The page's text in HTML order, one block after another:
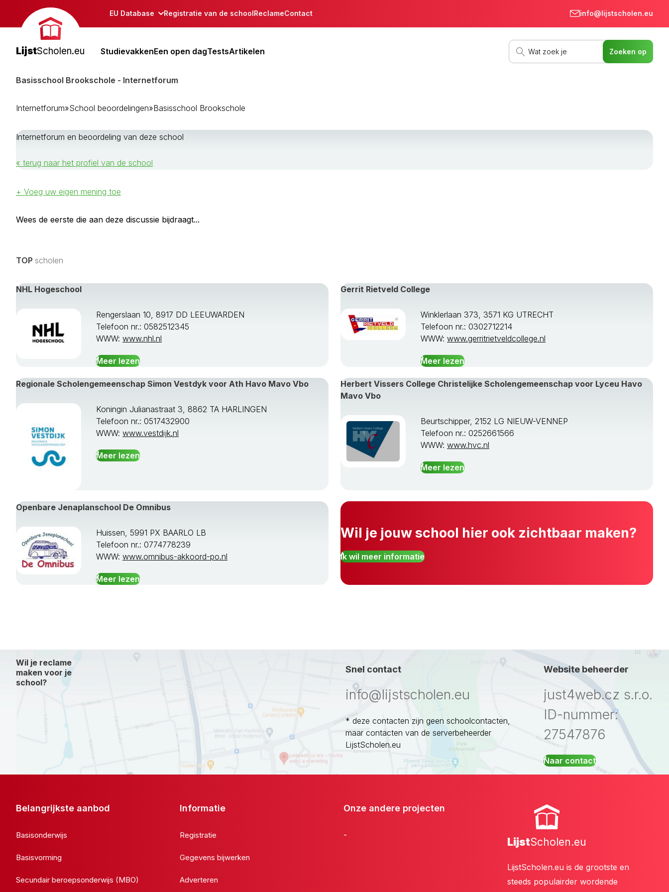
EU Database Registratie van de schoolReclameContact info@lijstscholen.eu
LijstScholen.eu StudievakkenEen open dagTestsArtikelen
Basisschool Brookschole - Internetforum
Internetforum»School beoordelingen»Basisschool Brookschole
Internetforum en beoordeling van deze school
« terug naar het profiel van de school
+ Voeg uw eigen mening toe
Wees de eerste die aan deze discussie bijdraagt...
TOP scholen
NHL Hogeschool
Rengerslaan 10, 8917 DD LEEUWARDEN
Telefoon nr.: 0582512345
WWW: www.nhl.nl
Meer lezen
Gerrit Rietveld College
Winklerlaan 373, 3571 KG UTRECHT
Telefoon nr.: 0302712214
WWW: www.gerritrietveldcollege.nl
Meer lezen
Regionale Scholengemeenschap Simon Vestdyk voor Ath Havo Mavo Vbo
Koningin Julianastraat 3, 8862 TA HARLINGEN
Telefoon nr.: 0517432900
WWW: www.vestdijk.nl
Meer lezen
Herbert Vissers College Christelijke Scholengemeenschap voor Lyceu Havo
Mavo Vbo
Beurtschipper, 2152 LG NIEUW-VENNEP
Telefoon nr.: 0252661566
WWW: www.hvc.nl
Meer lezen
Openbare Jenaplanschool De Omnibus
Huissen, 5991 PX BAARLO LB
Telefoon nr.: 0774778239
WWW: www.omnibus-akkoord-po.nl
Meer lezen
Wil je jouw school hier ook zichtbaar maken?
Ik wil meer informatie
Wil je reclame
maken voor je
school?
Snel contact
info@lijstscholen.eu
* deze contacten zijn geen schoolcontacten,
maar contacten van de serverbeheerder
LijstScholen.eu
Website beheerder
just4web.cz s.r.o.
ID-nummer:
27547876
Naar contact
Belangrijkste aanbod
Basisonderwijs
Basisvorming
Secundair beroepsonderwijs (MBO)
Informatie
Registratie
Gegevens bijwerken
Adverteren
Onze andere projecten
-
LijstScholen.eu
LijstScholen.eu is de grootste en
steeds populairder wordende